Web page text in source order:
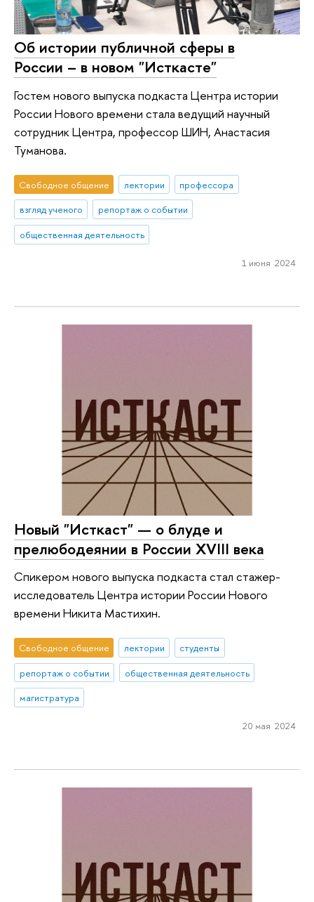
Об истории публичной сферы в
России – в новом "Исткасте"
Гостем нового выпуска подкаста Центра истории
России Нового времени стала ведущий научный
сотрудник Центра, профессор ШИН, Анастасия
Туманова.
Свободное общение лектории
профессора
взгляд ученого
репортаж о событии
общественная деятельность
1 июня 2024
Новый "Исткаст" — о блуде и
прелюбодеянии в России XVIII века
Спикером нового выпуска подкаста стал стажер-
исследователь Центра истории России Нового
времени Никита Мастихин.
Свободное общение лектории
студенты
репортаж о событии
общественная деятельность
магистратура
20 мая 2024